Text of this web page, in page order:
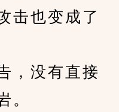
也变成了
没有直接
。